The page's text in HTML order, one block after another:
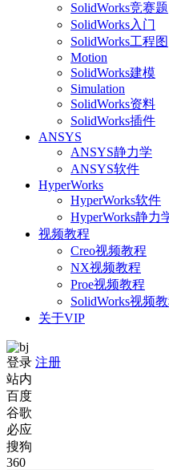
SolidWorks竞赛题
SolidWorks入门
SolidWorks工程图
Motion
SolidWorks建模
Simulation
SolidWorks资料
SolidWorks插件
ANSYS
ANSYS静力学
ANSYS软件
HyperWorks
HyperWorks软件
HyperWorks静力
视频教程
Creo视频教程
NX视频教程
Proe视频教程
SolidWorks视频
关于VIP
登录 注册
站内
百度
谷歌
必应
搜狗
360